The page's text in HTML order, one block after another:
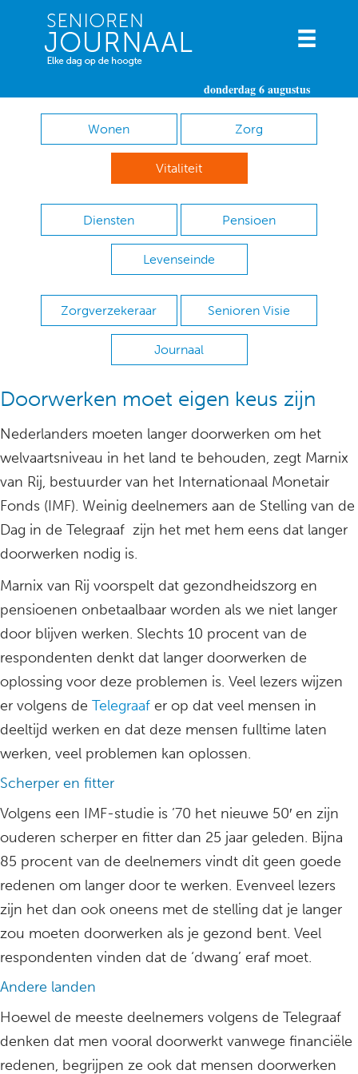
donderdag 6 augustus
Wonen Zorg
Vitaliteit
Diensten Pensioen
Levenseinde
Zorgverzekeraar Senioren Visie
Journaal
Doorwerken moet eigen keus zijn
Nederlanders moeten langer doorwerken om het
welvaartsniveau in het land te behouden, zegt Marnix
van Rij, bestuurder van het Internationaal Monetair
Fonds (IMF). Weinig deelnemers aan de Stelling van de
Dag in de Telegraaf zijn het met hem eens dat langer
doorwerken nodig is.
Marnix van Rij voorspelt dat gezondheidszorg en
pensioenen onbetaalbaar worden als we niet langer
door blijven werken. Slechts 10 procent van de
respondenten denkt dat langer doorwerken de
oplossing voor deze problemen is. Veel lezers wijzen
er volgens de Telegraaf er op dat veel mensen in
deeltijd werken en dat deze mensen fulltime laten
werken, veel problemen kan oplossen.
Scherper en fitter
Volgens een IMF-studie is ’70 het nieuwe 50′ en zijn
ouderen scherper en fitter dan 25 jaar geleden. Bijna
85 procent van de deelnemers vindt dit geen goede
redenen om langer door te werken. Evenveel lezers
zijn het dan ook oneens met de stelling dat je langer
zou moeten doorwerken als je gezond bent. Veel
respondenten vinden dat de ‘dwang’ eraf moet.
Andere landen
Hoewel de meeste deelnemers volgens de Telegraaf
denken dat men vooral doorwerkt vanwege financiële
redenen, begrijpen ze ook dat mensen doorwerken